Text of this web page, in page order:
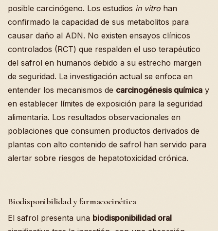
posible carcinógeno. Los estudios in vitro han
confirmado la capacidad de sus metabolitos para
causar daño al ADN. No existen ensayos clínicos
controlados (RCT) que respalden el uso terapéutico
del safrol en humanos debido a su estrecho margen
de seguridad. La investigación actual se enfoca en
entender los mecanismos de carcinogénesis química y
en establecer límites de exposición para la seguridad
alimentaria. Los resultados observacionales en
poblaciones que consumen productos derivados de
plantas con alto contenido de safrol han servido para
alertar sobre riesgos de hepatotoxicidad crónica.
Biodisponibilidad y farmacocinética
El safrol presenta una biodisponibilidad oral